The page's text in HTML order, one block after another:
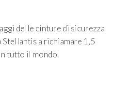
delle cinture di sicurezza
a richiamare 1,5
tutto il mondo.